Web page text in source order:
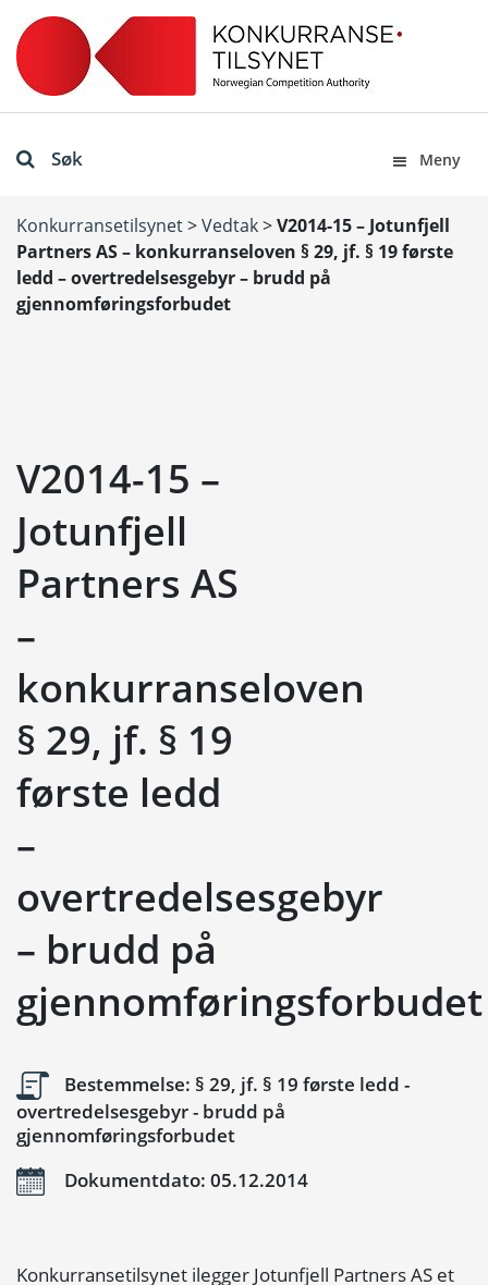
Søk Meny
Konkurransetilsynet>Vedtak>V2014-15 – Jotunfjell
Partners AS – konkurranseloven § 29, jf. § 19 første
ledd – overtredelsesgebyr – brudd på
gjennomføringsforbudet
V2014-15 –
Jotunfjell
Partners AS
–
konkurranseloven
§ 29, jf. § 19
første ledd
–
overtredelsesgebyr
– brudd på
gjennomføringsforbudet
Bestemmelse: § 29, jf. § 19 første ledd -
overtredelsesgebyr - brudd på
gjennomføringsforbudet
Dokumentdato: 05.12.2014
Konkurransetilsynet ilegger Jotunfjell Partners AS et